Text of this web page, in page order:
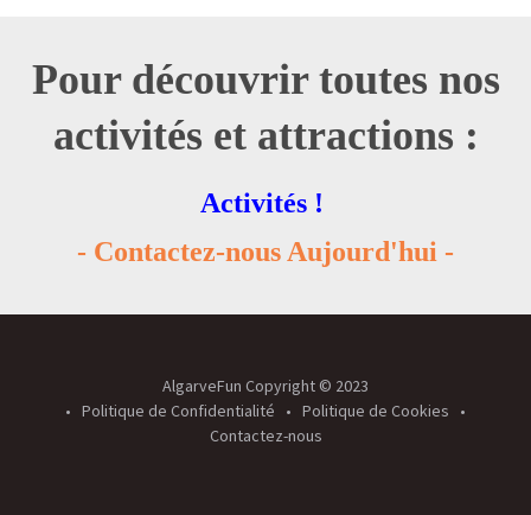
Pour découvrir toutes nos
activités et attractions :
Activités !
- Contactez-nous Aujourd'hui -
AlgarveFun Copyright © 2023
Politique de Confidentialité
Politique de Cookies
Contactez-nous